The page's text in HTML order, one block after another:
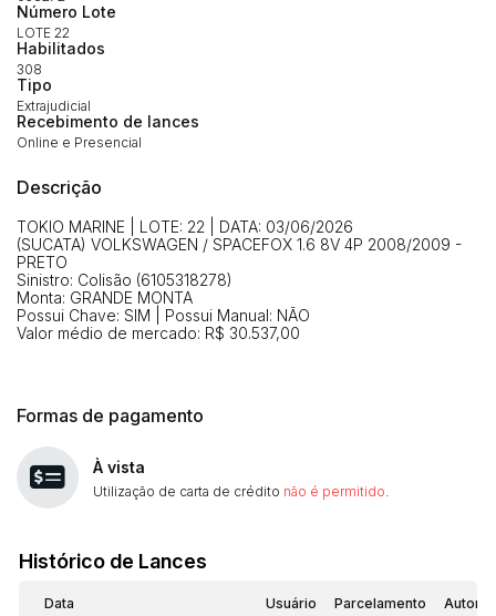
Número Lote
LOTE 22
Habilitados
308
Tipo
Extrajudicial
Recebimento de lances
Online e Presencial
Descrição
TOKIO MARINE | LOTE: 22 | DATA: 03/06/2026
(SUCATA) VOLKSWAGEN / SPACEFOX 1.6 8V 4P 2008/2009 -
PRETO
Sinistro: Colisão (6105318278)
Monta: GRANDE MONTA
Possui Chave: SIM | Possui Manual: NÃO
Valor médio de mercado: R$ 30.537,00
Formas de pagamento
À vista
Utilização de carta de crédito não é permitido
Histórico de Lances
Data Usuário Parcelamento
Clique aqui para fazer login